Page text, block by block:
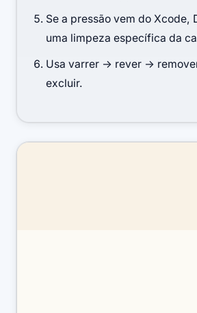
Se a pressão vem do Xcode,
uma limpeza específica da
Usa varrer -> rever ->
excluir.